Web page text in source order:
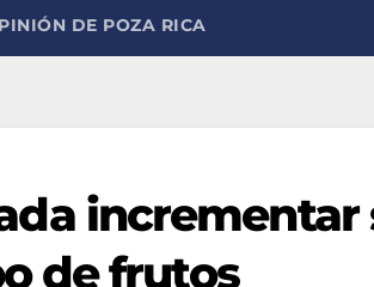
DE POZA RICA
incrementar
de frutos